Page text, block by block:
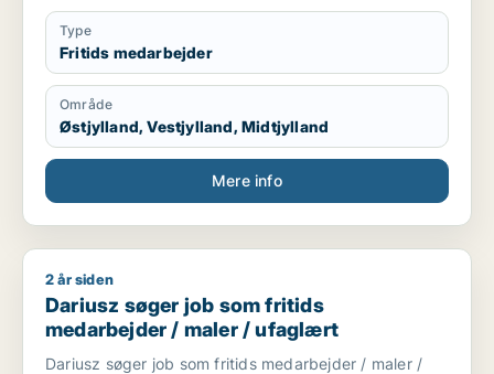
Type
Fritids medarbejder
Område
Østjylland, Vestjylland, Midtjylland
Mere info
Dariusz søger job som fritids medarbejder / maler / ufaglært
2 år siden
Dariusz søger job som fritids
medarbejder / maler / ufaglært
Dariusz søger job som fritids medarbejder / maler /